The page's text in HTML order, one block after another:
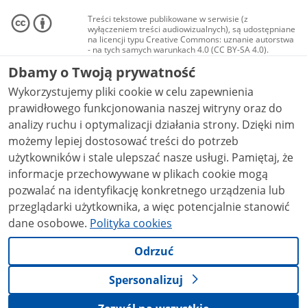
Treści tekstowe publikowane w serwisie (z
wyłączeniem treści audiowizualnych), są udostępniane
na licencji typu Creative Commons: uznanie autorstwa
- na tych samych warunkach 4.0 (CC BY-SA 4.0).
Materiały audiowizualne, w tym zdjęcia, materiały
audio i wideo, są udostępniane na licencji typu
Creative Commons: uznanie autorstwa użycie
niekomercyjne - bez utworów zależnych 4.0 (CC BY-
NC-ND 4.0), o ile nie jest to stwierdzone inaczej.
Dbamy o Twoją prywatność
Wykorzystujemy pliki cookie w celu zapewnienia
prawidłowego funkcjonowania naszej witryny oraz do
analizy ruchu i optymalizacji działania strony. Dzięki nim
możemy lepiej dostosować treści do potrzeb
użytkowników i stale ulepszać nasze usługi. Pamiętaj, że
informacje przechowywane w plikach cookie mogą
pozwalać na identyfikację konkretnego urządzenia lub
przeglądarki użytkownika, a więc potencjalnie stanowić
dane osobowe. Polityka cookies
Odrzuć
Spersonalizuj